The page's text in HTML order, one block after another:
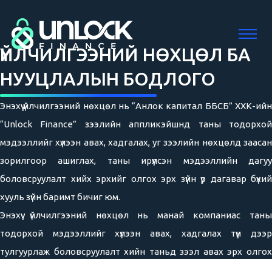
ҮЙЛЧИЛГЭЭНИЙ НӨХЦӨЛ БА
НУУЦЛАЛЫН БОДЛОГО
Энэхүү үйлчилгээний нөхцөл нь “Анлок капитал ББСБ” ХХК-ийн
“Unlock Finance” зээлийн аппликэйшнд таны тодорхой
мэдээллийг хүлээн авах, хадгалах, уг зээлийн нөхцөлд заасан
зорилгоор ашиглах, таны ирүүлсэн мэдээллийн дагуу
боловсруулалт хийх эрхийг олгох эрх зүйн үр дагавар бүхий
хууль зүйн баримт бичиг юм.
Энэхүү үйлчилгээний нөхцөл нь манай компаниас таны
тодорхой мэдээллийг хүлээн авах, хадгалах түүн дээр
тулгуурлаж боловсруулалт хийн таньд зээл авах эрх олгох